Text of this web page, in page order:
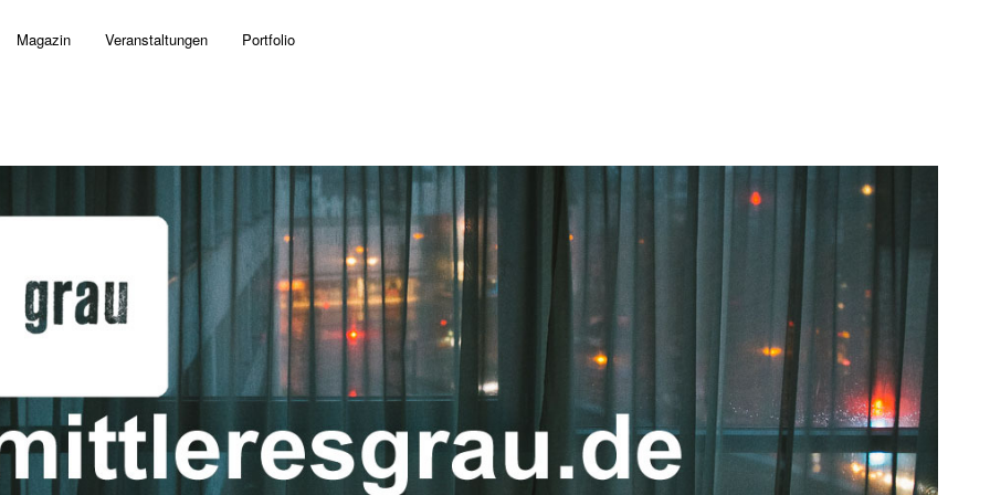
Magazin Veranstaltungen Portfolio